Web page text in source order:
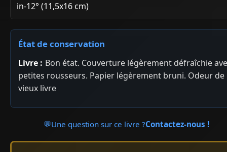
in-12° (11,5x16 cm)
État de conservation
Livre : Bon état. Couverture légèrement défraîchie
petites rousseurs. Papier légèrement bruni. Odeur de
vieux livre
💬Une question sur ce livre ?Contactez-nous !